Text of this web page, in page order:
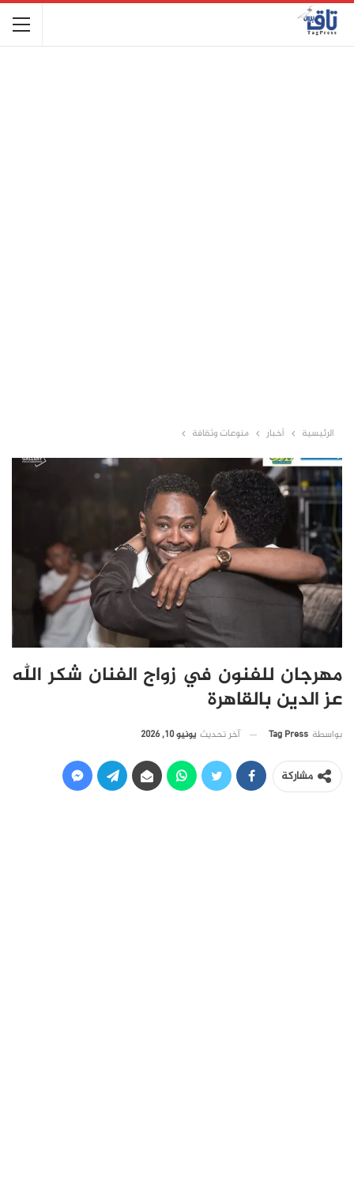
الرئيسية أخبار منوعات وثقافة
مهرجان للفنون في زواج الفنان شكر الله
عز الدين بالقاهرة
بواسطة Tag Press آخر تحديث يونيو 10, 2026
مشاركة